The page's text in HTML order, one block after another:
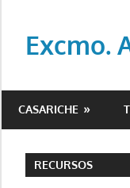
contenido
Excmo.
del
de
Casariche
CASARICHE
RECURSOS